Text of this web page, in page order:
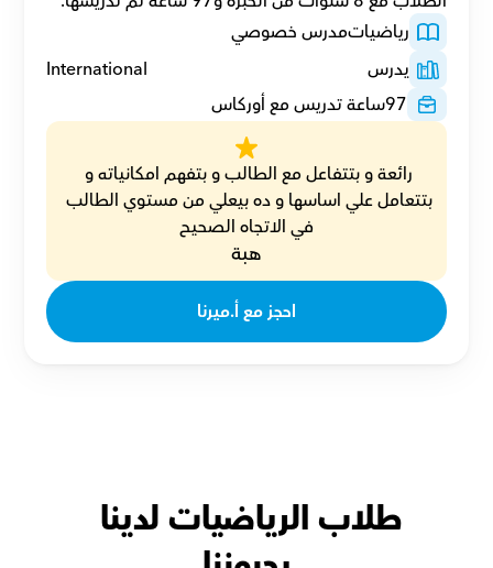
رياضياتمدرس خصوصي
يدرس
International
97ساعة تدريس مع أوركاس
في الاتجاه الصحيح
هبة
احجز مع أ.ميرنا